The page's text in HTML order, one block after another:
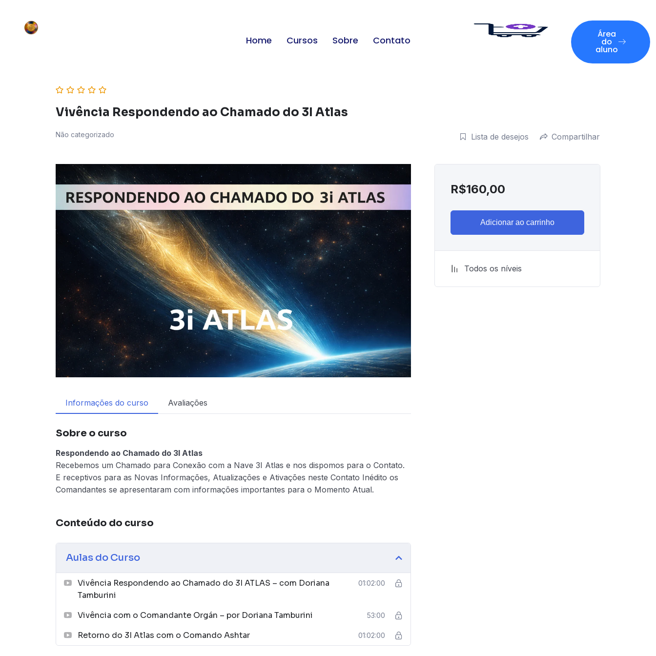
Home Cursos Sobre Contato Área
do
aluno
Vivência Respondendo ao Chamado do 3I Atlas
Não categorizado Lista de desejos Compartilhar
Informações do curso Avaliações
Sobre o curso
Respondendo ao Chamado do 3I Atlas
Recebemos um Chamado para Conexão com a Nave 3I Atlas e nos dispomos para o Contato.
E receptivos para as Novas Informações, Atualizações e Ativações neste Contato Inédito os
Comandantes se apresentaram com informações importantes para o Momento Atual.
Conteúdo do curso
Aulas do Curso
Vivência Respondendo ao Chamado do 3I ATLAS – com Doriana
Tamburini
01:02:00
Vivência com o Comandante Orgán – por Doriana Tamburini 53:00
Retorno do 3I Atlas com o Comando Ashtar 01:02:00
R$160,00
Adicionar ao carrinho
Todos os níveis